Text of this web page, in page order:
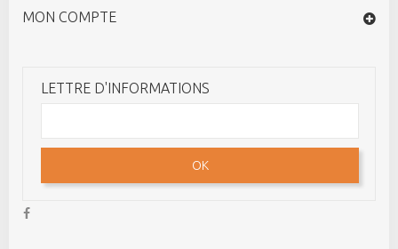
MON COMPTE
LETTRE D'INFORMATIONS
OK